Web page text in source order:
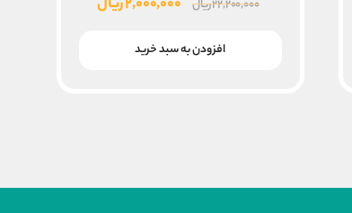
۲۲,۲۰۰,۰۰۰ریال
افزودن به سبد خرید